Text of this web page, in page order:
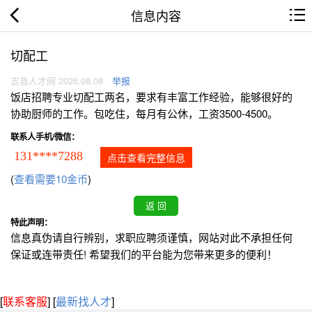
信息内容
切配工
吉县人才网 2026.08.08 举报
饭店招聘专业切配工两名，要求有丰富工作经验，能够很好的
协助厨师的工作。包吃住，每月有公休，工资3500-4500。
联系人手机/微信：
131****7288 点击查看完整信息
(查看需要10金币)
特此声明：
信息真伪请自行辨别，求职应聘须谨慎，网站对此不承担任何
保证或连带责任! 希望我们的平台能为您带来更多的便利！
[联系客服] [最新找人才]